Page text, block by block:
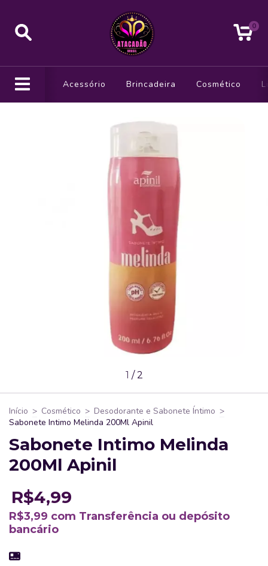
0
Acessório Brincadeira Cosmético
1 /2
Início > Cosmético > Desodorante e Sabonete Íntimo >
Sabonete Intimo Melinda 200Ml Apinil
Sabonete Intimo Melinda
200Ml Apinil
R$4,99
R$3,99 com Transferência ou depósito
bancário